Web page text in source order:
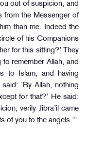
out of suspicion, and
from the Messenger of
than me. Indeed the
of his Companions
for this sitting?’ They
to remember Allah, and
to Islam, and having
‘By Allah, nothing
for that?’ He said:
verily Jibra’il came
of you to the angels.’”